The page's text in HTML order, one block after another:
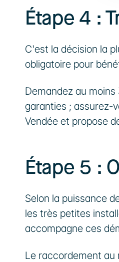
Étape 4 :
C'est la décision la
obligatoire pour
Demandez au
garanties ; assurez-
Vendée et propose
Étape 5 :
Selon la puissance
les très petites
accompagne ces
Le raccordement au